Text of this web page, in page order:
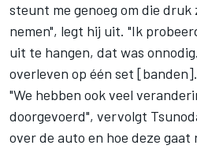
steunt me genoeg om die druk
nemen", legt hij uit. "Ik
uit te hangen, dat was
overleven op één set
"We hebben ook veel
doorgevoerd", vervolgt
over de auto en hoe deze gaat